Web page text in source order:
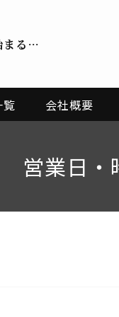
まる…
会社概要
営業日・